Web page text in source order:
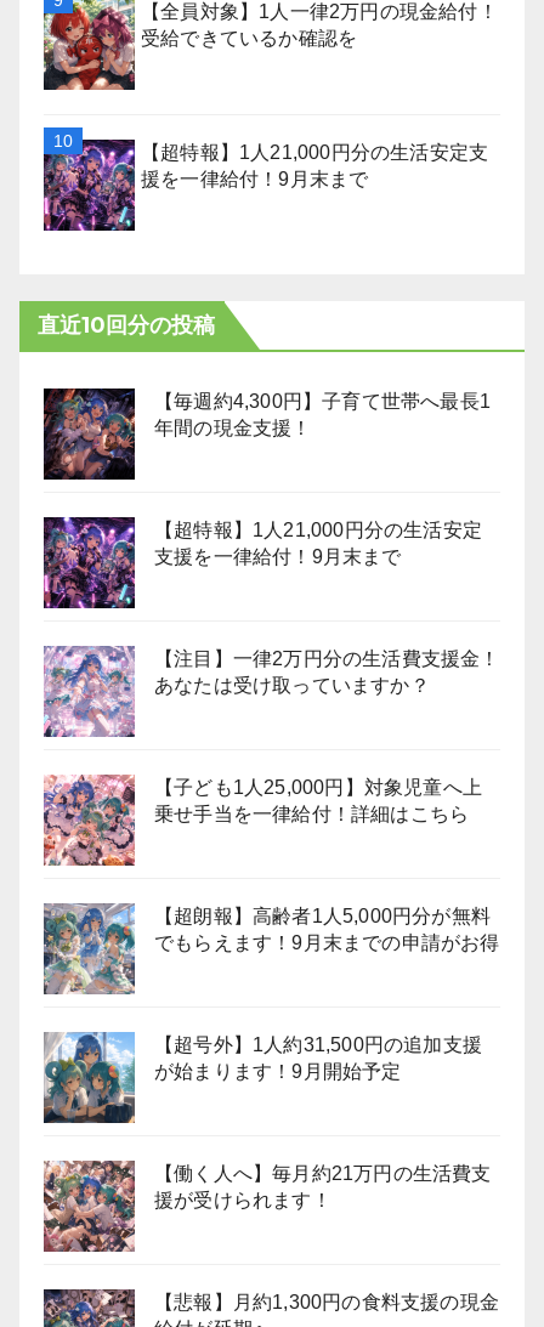
【全員対象】1人一律2万円の現金給付！
受給できているか確認を
【超特報】1人21,000円分の生活安定支
援を一律給付！9月末まで
直近10回分の投稿
【毎週約4,300円】子育て世帯へ最長1
年間の現金支援！
【超特報】1人21,000円分の生活安定
支援を一律給付！9月末まで
【注目】一律2万円分の生活費支援金！
あなたは受け取っていますか？
【子ども1人25,000円】対象児童へ上
乗せ手当を一律給付！詳細はこちら
【超朗報】高齢者1人5,000円分が無料
でもらえます！9月末までの申請がお得
【超号外】1人約31,500円の追加支援
が始まります！9月開始予定
【働く人へ】毎月約21万円の生活費支
援が受けられます！
【悲報】月約1,300円の食料支援の現金